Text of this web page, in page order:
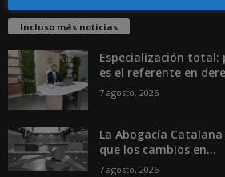
Incluso más noticias
Especialización total:
es el referente en
7 agosto, 2026
La Abogacía
que los cambios en...
7 agosto, 2026